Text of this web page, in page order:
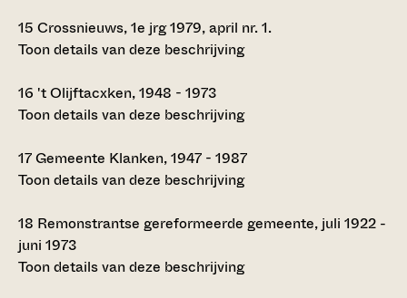
15 Crossnieuws, 1e jrg 1979, april nr. 1.
Toon details van deze beschrijving
16 't Olijftacxken, 1948 - 1973
Toon details van deze beschrijving
17Gemeente Klanken, 1947 - 1987
Toon details van deze beschrijving
18 Remonstrantse gereformeerde gemeente, juli 1922 -
juni 1973
Toon details van deze beschrijving